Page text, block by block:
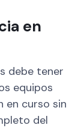
en
debe tener
equipos
en curso sin
del